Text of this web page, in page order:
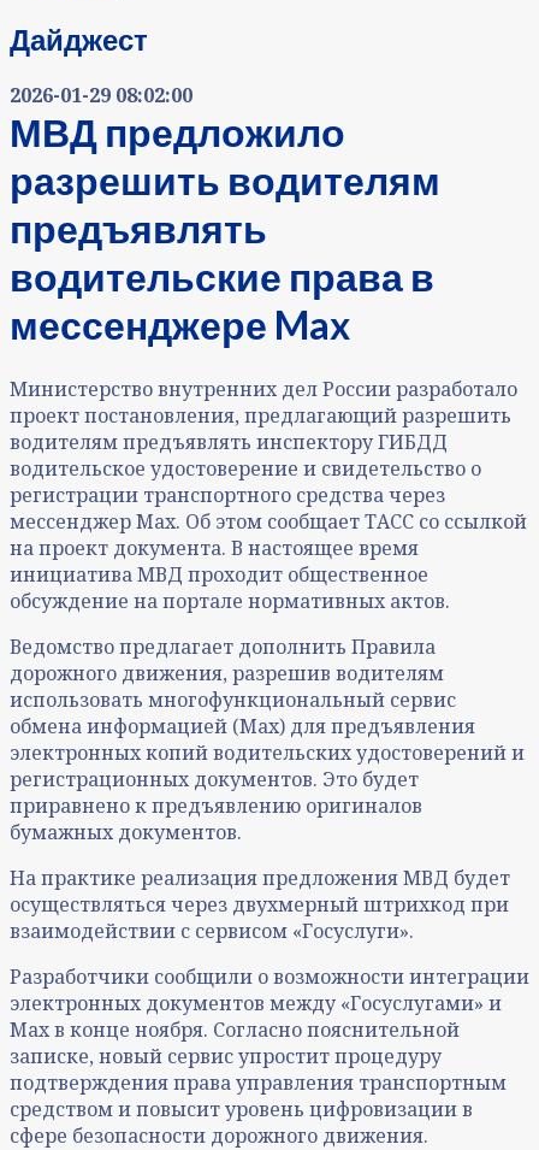
Дайджест
2026-01-29 08:02:00
МВД предложило
разрешить водителям
предъявлять
водительские права в
мессенджере Max
Министерство внутренних дел России разработало
проект постановления, предлагающий разрешить
водителям предъявлять инспектору ГИБДД
водительское удостоверение и свидетельство о
регистрации транспортного средства через
мессенджер Max. Об этом сообщает ТАСС со ссылкой
на проект документа. В настоящее время
инициатива МВД проходит общественное
обсуждение на портале нормативных актов.
Ведомство предлагает дополнить Правила
дорожного движения, разрешив водителям
использовать многофункциональный сервис
обмена информацией (Max) для предъявления
электронных копий водительских удостоверений и
регистрационных документов. Это будет
приравнено к предъявлению оригиналов
бумажных документов.
На практике реализация предложения МВД будет
осуществляться через двухмерный штрихкод при
взаимодействии с сервисом «Госуслуги».
Разработчики сообщили о возможности интеграции
электронных документов между «Госуслугами» и
Max в конце ноября. Согласно пояснительной
записке, новый сервис упростит процедуру
подтверждения права управления транспортным
средством и повысит уровень цифровизации в
сфере безопасности дорожного движения.